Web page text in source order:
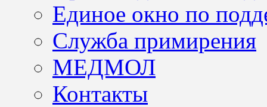
Единое окно по
Служба примирения
МЕДМОЛ
Контакты